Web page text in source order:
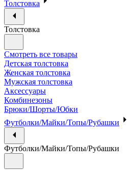
Толстовка
Толстовка
Смотреть все товары
Детская толстовка
Женская толстовка
Мужская толстовка
Аксессуары
Комбинезоны
Брюки/Шорты/Юбки
Футболки/Майки/Топы/Рубашки
Футболки/Майки/Топы/Рубашки